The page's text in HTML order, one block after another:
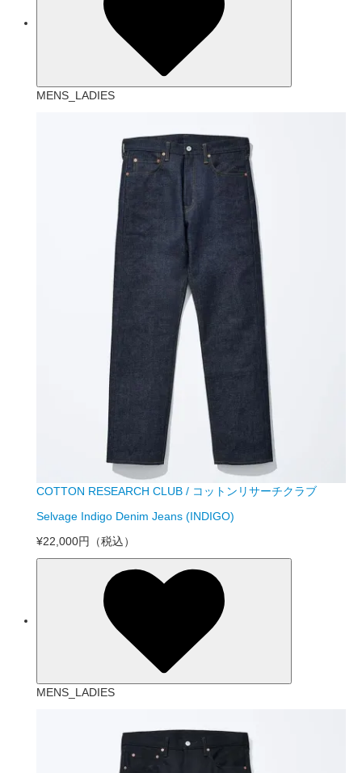
MENS_LADIES
COTTON RESEARCH CLUB / コットンリサーチクラブ
Selvage Indigo Denim Jeans (INDIGO)
¥22,000円
（税込）
MENS_LADIES